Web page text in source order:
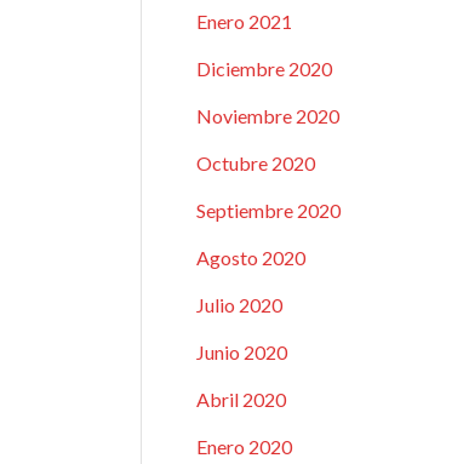
Enero 2021
Diciembre 2020
Noviembre 2020
Octubre 2020
Septiembre 2020
Agosto 2020
Julio 2020
Junio 2020
Abril 2020
Enero 2020